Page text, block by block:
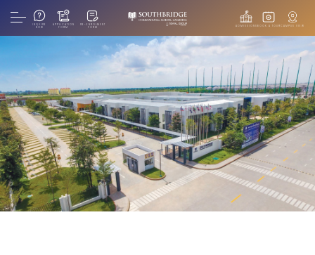
INQUIRE
NOW
APPLICATION
FORM
RE-ENROLMENT
FORM
ADMISSIONS BOOK A TOUR CAMPUS VIEW